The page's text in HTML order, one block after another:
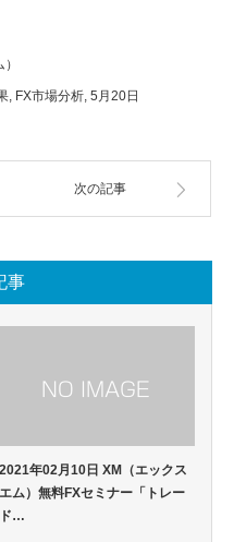
FX市場分析 5月20日
次の記事
事
2021年02月10日 XM（エックス
エム）無料FXセミナー「トレー
ド…